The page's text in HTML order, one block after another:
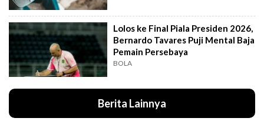
Lolos ke Final Piala Presiden 2026,
Bernardo Tavares Puji Mental Baja
Pemain Persebaya
BOLA
Berita Lainnya